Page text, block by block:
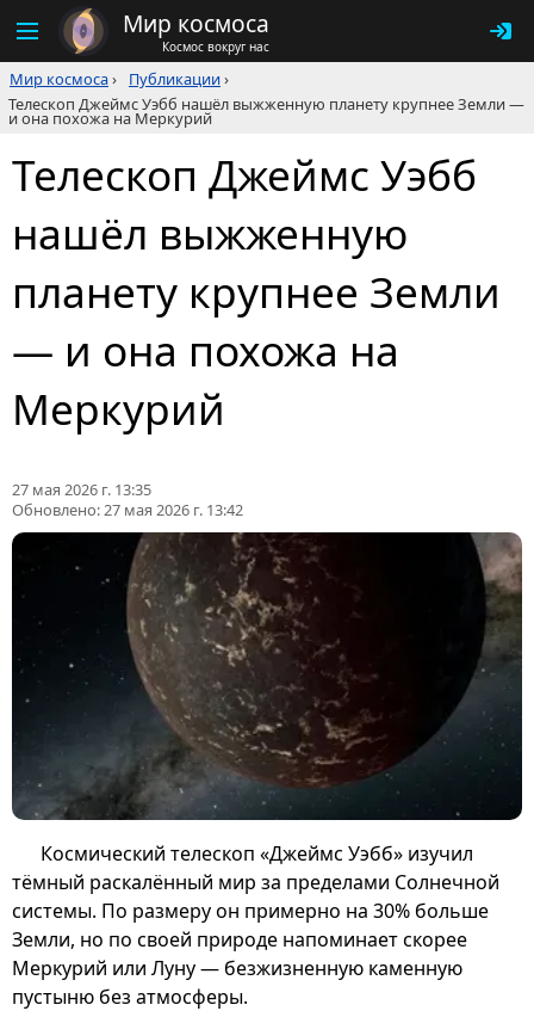
Мир космоса
Космос вокруг нас
Мир космоса› Публикации›
Телескоп Джеймс Уэбб нашёл выжженную планету крупнее Земли —
и она похожа на Меркурий
Телескоп Джеймс Уэбб
нашёл выжженную
планету крупнее Земли
— и она похожа на
Меркурий
27 мая 2026 г. 13:35
Обновлено:27 мая 2026 г. 13:42
Космический телескоп «Джеймс Уэбб» изучил
тёмный раскалённый мир за пределами Солнечной
системы. По размеру он примерно на 30% больше
Земли, но по своей природе напоминает скорее
Меркурий или Луну — безжизненную каменную
пустыню без атмосферы.